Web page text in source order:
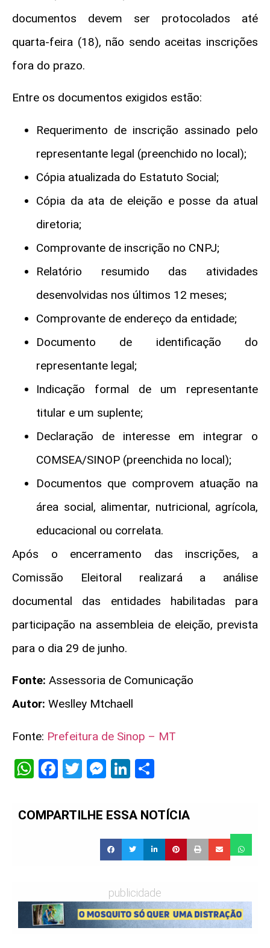
documentos devem ser protocolados até
quarta-feira (18), não sendo aceitas inscrições
fora do prazo.
Entre os documentos exigidos estão:
Requerimento de inscrição assinado pelo
representante legal (preenchido no local);
Cópia atualizada do Estatuto Social;
Cópia da ata de eleição e posse da atual
diretoria;
Comprovante de inscrição no CNPJ;
Relatório resumido das atividades
desenvolvidas nos últimos 12 meses;
Comprovante de endereço da entidade;
Documento de identificação do
representante legal;
Indicação formal de um representante
titular e um suplente;
Declaração de interesse em integrar o
COMSEA/SINOP (preenchida no local);
Documentos que comprovem atuação na
área social, alimentar, nutricional, agrícola,
educacional ou correlata.
Após o encerramento das inscrições, a
Comissão Eleitoral realizará a análise
documental das entidades habilitadas para
participação na assembleia de eleição, prevista
para o dia 29 de junho.
Fonte: Assessoria de Comunicação
Autor: Weslley Mtchaell
Fonte: Prefeitura de Sinop – MT
WhatsApp
Facebook
Twitter
Messenger
LinkedIn
COMPARTILHE ESSA NOTÍCIA
publicidade